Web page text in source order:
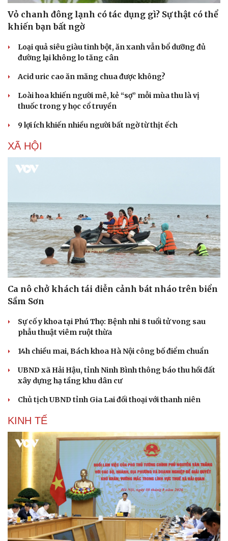
Vỏ chanh đông lạnh có tác dụng gì? Sự thật có thể
khiến bạn bất ngờ
Loại quả siêu giàu tinh bột, ăn xanh vẫn bổ dưỡng đủ
đường lại không lo tăng cân
Acid uric cao ăn măng chua được không?
Loài hoa khiến người mê, kẻ “sợ” mỗi mùa thu là vị
thuốc trong y học cổ truyền
9 lợi ích khiến nhiều người bất ngờ từ thịt ếch
XÃ HỘI
Ca nô chở khách tái diễn cảnh bát nháo trên biển
Sầm Sơn
Sự cố y khoa tại Phú Thọ: Bệnh nhi 8 tuổi tử vong sau
phẫu thuật viêm ruột thừa
14h chiều mai, Bách khoa Hà Nội công bố điểm chuẩn
UBND xã Hải Hậu, tỉnh Ninh Bình thông báo thu hồi đất
xây dựng hạ tầng khu dân cư
Chủ tịch UBND tỉnh Gia Lai đối thoại với thanh niên
KINH TẾ